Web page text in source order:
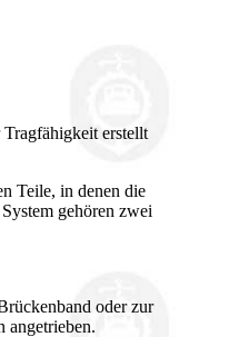
erstellt
Teile, in denen die
gehören zwei
oder zur
angetrieben.